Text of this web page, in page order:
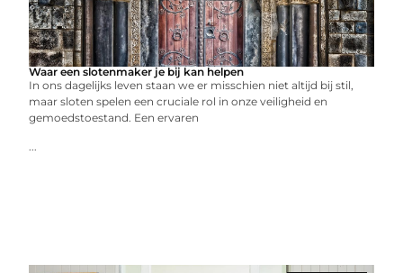
Waar een slotenmaker je bij kan helpen
In ons dagelijks leven staan we er misschien niet altijd bij stil,
maar sloten spelen een cruciale rol in onze veiligheid en
gemoedstoestand. Een ervaren
...